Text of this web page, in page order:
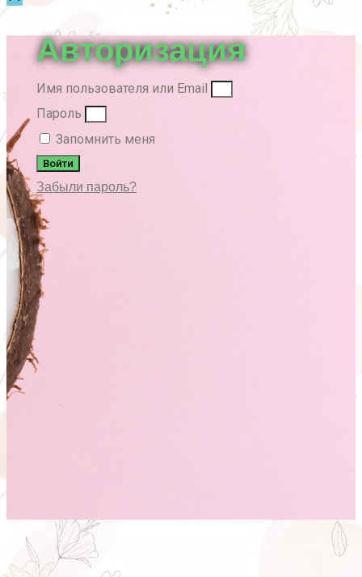
Авторизация
Имя пользователя или Email
Пароль
Запомнить меня
Войти
Забыли пароль?